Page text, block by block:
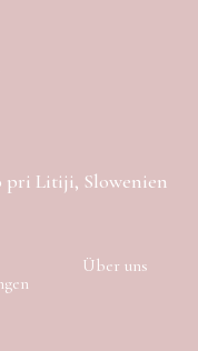
pri Litiji, Slowenien
Über uns